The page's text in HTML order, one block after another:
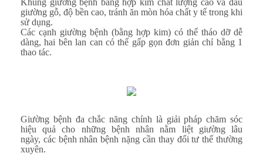
giường gỗ, độ bền cao, tránh ăn mòn hóa chất y tế trong khi
sử dụng.
Các cạnh giường bệnh (bằng hợp kim) có thể tháo dỡ dễ
dàng, hai bên lan can có thể gấp gọn đơn giản chỉ bằng 1
thao tác.
Giường bệnh đa chắc năng chính là giải pháp chăm sóc
hiệu quả cho những bệnh nhân nằm liệt giường lâu
ngày, các bệnh nhân bệnh nặng cần thay đổi tư thế thường
xuyên.